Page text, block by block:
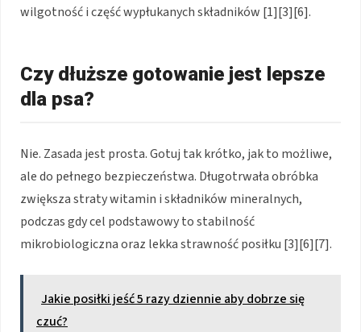
wilgotność i część wypłukanych składników [1][3][6].
Czy dłuższe gotowanie jest lepsze
dla psa?
Nie. Zasada jest prosta. Gotuj tak krótko, jak to możliwe,
ale do pełnego bezpieczeństwa. Długotrwała obróbka
zwiększa straty witamin i składników mineralnych,
podczas gdy cel podstawowy to stabilność
mikrobiologiczna oraz lekka strawność posiłku [3][6][7].
Jakie posiłki jeść 5 razy dziennie aby dobrze się
czuć?